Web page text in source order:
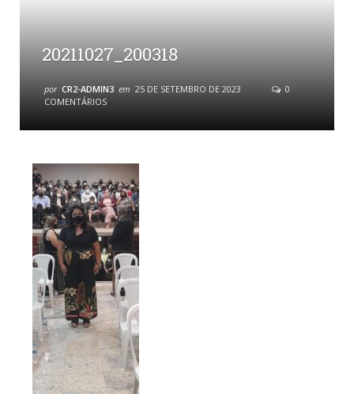
20211027_200318
por CR2-ADMIN3 em 25 DE SETEMBRO DE 2023
0
COMENTÁRIOS